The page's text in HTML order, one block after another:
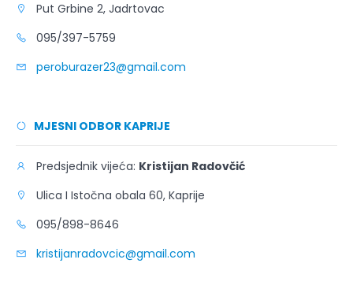
Put Grbine 2, Jadrtovac
095/397-5759
peroburazer23@gmail.com
MJESNI ODBOR KAPRIJE
Predsjednik vijeća: Kristijan Radovčić
Ulica I Istočna obala 60, Kaprije
095/898-8646
kristijanradovcic@gmail.com